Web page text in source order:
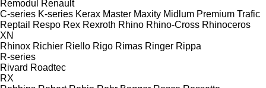
Remodul
Renault
C-series K-series Kerax Master Maxity Midlum Premium Trafic
Reptail
Respo Rex Rexroth Rhino Rhino-Cross Rhinoceros
XN
Rhinox Richier Riello Rigo Rimas Ringer Rippa
R-series
Rivard Roadtec
RX